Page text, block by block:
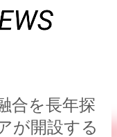
ツに移動
合を長年探
が開設する